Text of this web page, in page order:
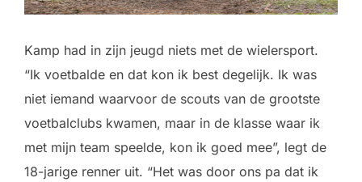
Kamp had in zijn jeugd niets met de wielersport.
“Ik voetbalde en dat kon ik best degelijk. Ik was
niet iemand waarvoor de scouts van de grootste
voetbalclubs kwamen, maar in de klasse waar ik
met mijn team speelde, kon ik goed mee”, legt de
18-jarige renner uit. “Het was door ons pa dat ik